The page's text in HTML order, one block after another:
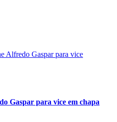
Gaspar para vice em chapa